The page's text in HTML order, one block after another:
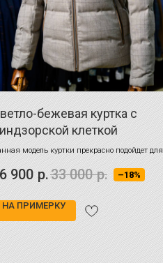
бежевая куртка с
клеткой
модель куртки прекрасно подойдет для
носки, для образов в свободном,
не классическом стиле.
900 р.33 000 р. –18%
НА ПРИМЕРКУ